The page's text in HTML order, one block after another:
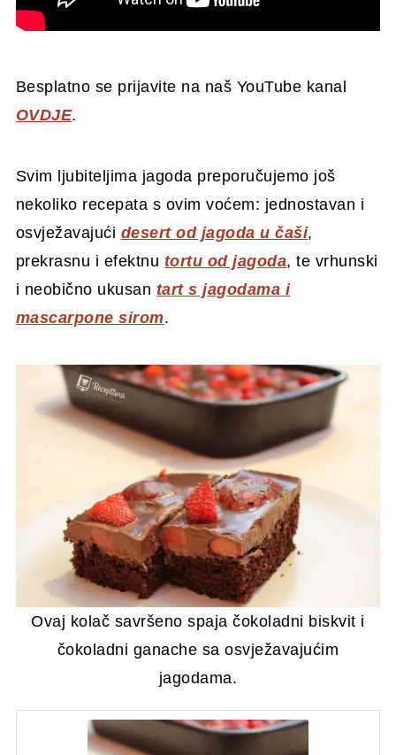
Besplatno se prijavite na naš YouTube kanal
OVDJE.
Svim ljubiteljima jagoda preporučujemo još
nekoliko recepata s ovim voćem: jednostavan i
osvježavajući desert od jagoda u čaši,
prekrasnu i efektnu tortu od jagoda, te vrhunski
i neobično ukusan tart s jagodama i
mascarpone sirom.
Ovaj kolač savršeno spaja čokoladni biskvit i
čokoladni ganache sa osvježavajućim
jagodama.